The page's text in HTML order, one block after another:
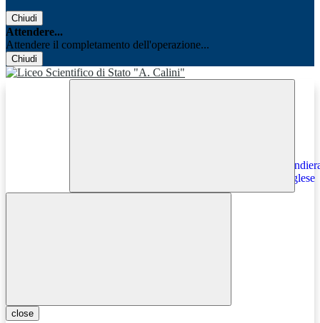
Chiudi
Attendere...
Attendere il completamento dell'operazione...
Chiudi
close